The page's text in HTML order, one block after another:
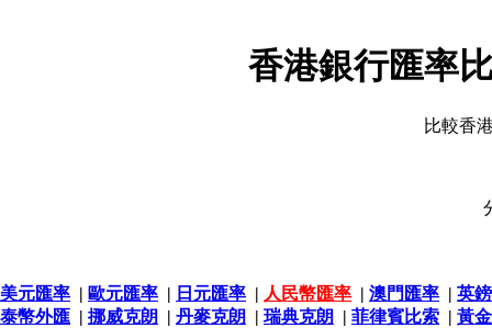
香港銀行匯率
比較香
美元匯率 | 歐元匯率 | 日元匯率 | 人民幣匯率 | 澳門匯率 | 英
泰幣外匯 | 挪威克朗 | 丹麥克朗 | 瑞典克朗 | 菲律賓比索 | 黃